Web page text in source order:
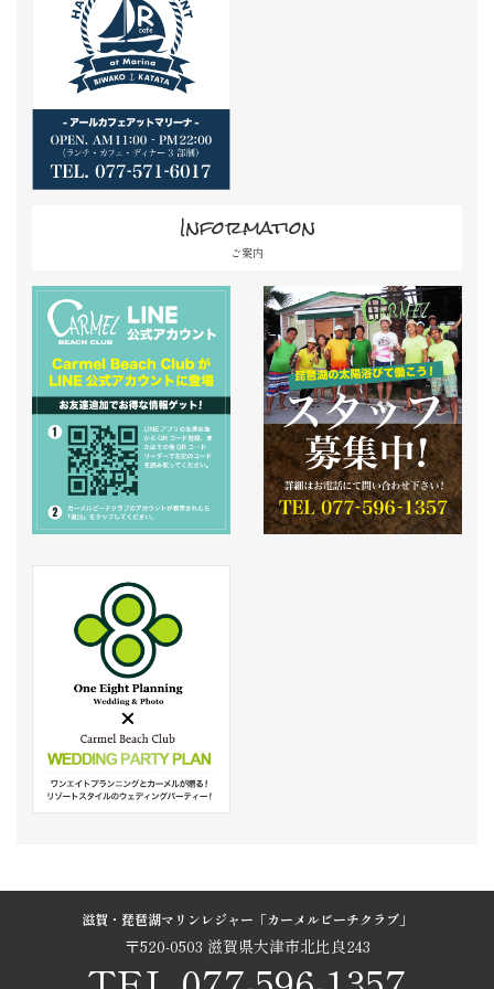
Information
ご案内
滋賀・琵琶湖マリンレジャー「カーメルビーチクラブ」
〒520-0503 滋賀県大津市北比良243